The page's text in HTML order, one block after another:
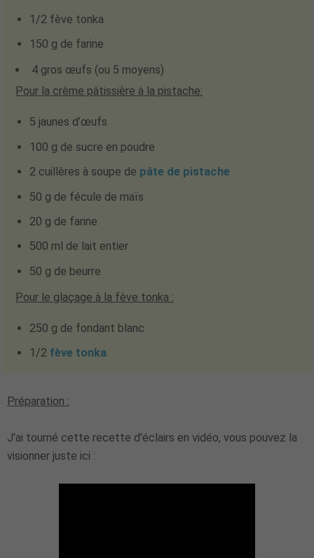
1/2 fève tonka
150 g de farine
4 gros œufs (ou 5 moyens)
Pour la crème pâtissière à la pistache:
5 jaunes d’œufs
100 g de sucre en poudre
2 cuillères à soupe de pâte de pistache
50 g de fécule de maïs
20 g de farine
500 ml de lait entier
50 g de beurre
Pour le glaçage à la fève tonka :
250 g de fondant blanc
1/2 fève tonka
Préparation :
J'ai tourné cette recette d'éclairs en vidéo, vous pouvez la
visionner juste ici :